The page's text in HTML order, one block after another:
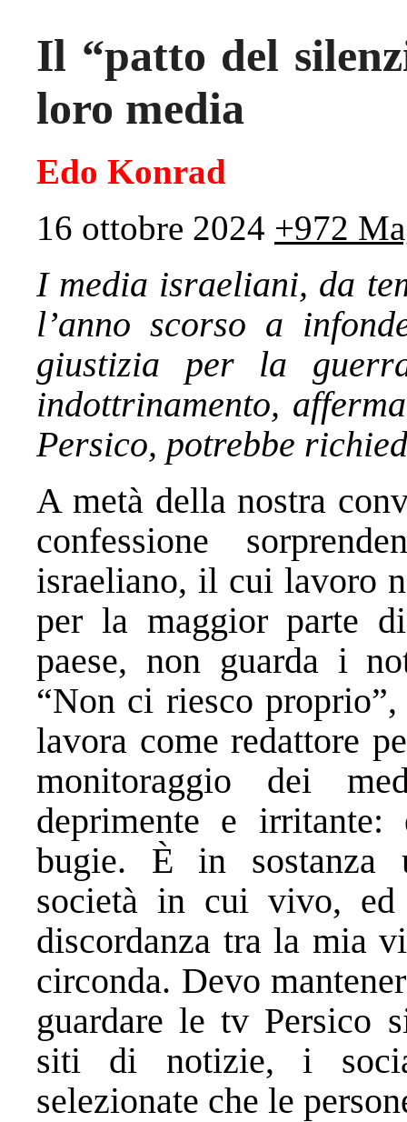
Il “patto del
loro media
Edo Konrad
16 ottobre 2024 +972
I media israeliani, da
l’anno scorso a
giustizia per la
indottrinamento,
Persico, potrebbe
A metà della nostra
confessione
israeliano, il cui lavoro
per la maggior parte
paese, non guarda i
“Non ci riesco
lavora come redattore
monitoraggio dei
deprimente e
bugie. È in sostanza
società in cui vivo,
discordanza tra la mia
circonda. Devo
guardare le tv Persico
siti di notizie, i
selezionate che le